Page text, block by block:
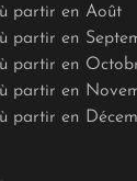
partir en Août
partir en
partir en
partir en
partir en